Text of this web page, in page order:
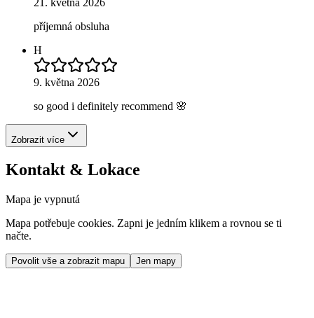
příjemná obsluha
H
9. května 2026
so good i definitely recommend 🌸
Zobrazit více
Kontakt & Lokace
Mapa je vypnutá
Mapa potřebuje cookies. Zapni je jedním klikem a rovnou se ti
načte.
Povolit vše a zobrazit mapu Jen mapy